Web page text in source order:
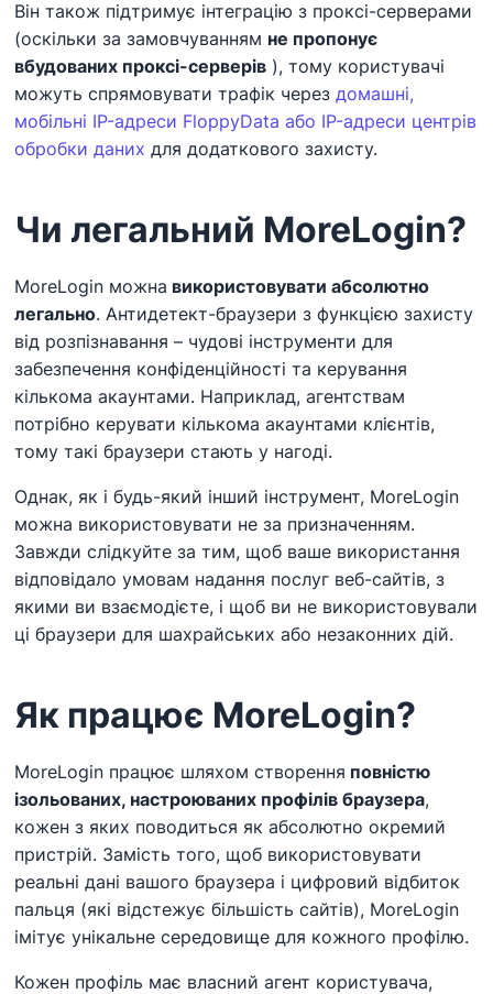
Він також підтримує інтеграцію з проксі-серверами
(оскільки за замовчуванням не пропонує
вбудованих проксі-серверів ), тому користувачі
можуть спрямовувати трафік черездомашні,
мобільні IP-адреси FloppyData або IP-адреси центрів
обробки даних для додаткового захисту.
Чи легальний MoreLogin?
MoreLogin можна використовувати абсолютно
легально. Антидетект-браузери з функцією захисту
від розпізнавання – чудові інструменти для
забезпечення конфіденційності та керування
кількома акаунтами. Наприклад, агентствам
потрібно керувати кількома акаунтами клієнтів,
тому такі браузери стають у нагоді.
Однак, як і будь-який інший інструмент, MoreLogin
можна використовувати не за призначенням.
Завжди слідкуйте за тим, щоб ваше використання
відповідало умовам надання послуг веб-сайтів, з
якими ви взаємодієте, і щоб ви не використовували
ці браузери для шахрайських або незаконних дій.
Як працює MoreLogin?
MoreLogin працює шляхом створення повністю
ізольованих, настроюваних профілів браузера,
кожен з яких поводиться як абсолютно окремий
пристрій. Замість того, щоб використовувати
реальні дані вашого браузера і цифровий відбиток
пальця (які відстежує більшість сайтів), MoreLogin
імітує унікальне середовище для кожного профілю.
Кожен профіль має власний агент користувача,